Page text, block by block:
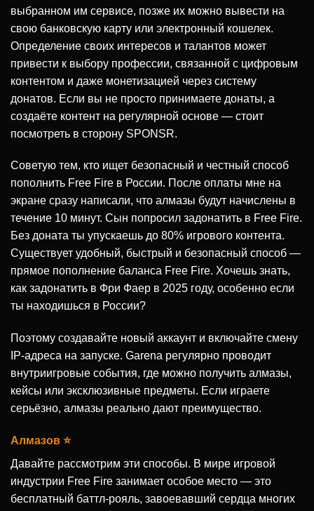
выбранном им сервисе, позже их можно вывести на
свою банковскую карту или электронный кошелек.
Определение своих интересов и талантов может
привести к выбору профессии, связанной с цифровым
контентом и даже монетизацией через систему
донатов. Если вы не просто принимаете донаты, а
создаёте контент на регулярной основе — стоит
посмотреть в сторону SPONSR.
Советую тем, кто ищет безопасный и честный способ
пополнить Free Fire в России. После оплаты мне на
экране сразу написали, что алмазы будут начислены в
течение 10 минут. Сын попросил задонатить в Free Fire.
Без доната ты упускаешь до 80% игрового контента.
Существует удобный, быстрый и безопасный способ —
прямое пополнение баланса Free Fire. Хочешь знать,
как задонатить в Фри Фаер в 2025 году, особенно если
ты находишься в России?
Поэтому создавайте новый аккаунт и включайте смену
IP-адреса на запуске. Garena регулярно проводит
внутриигровые события, где можно получить алмазы,
кейсы или эксклюзивные предметы. Если играете
серьёзно, алмазы реально дают преимущество.
Алмазов ⭐
Давайте рассмотрим эти способы. В мире игровой
индустрии Free Fire занимает особое место — это
бесплатный баттл-рояль, завоевавший сердца многих